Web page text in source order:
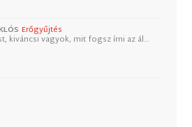
Erőgyűjtés
kiváncsi vagyok, mit fogsz írni az ál…